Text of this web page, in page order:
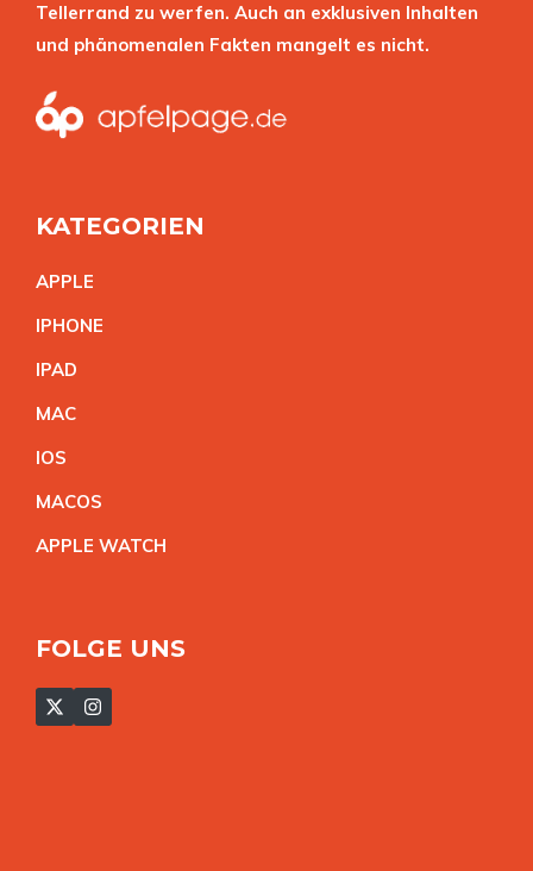
Tellerrand zu werfen. Auch an exklusiven Inhalten
und phänomenalen Fakten mangelt es nicht.
KATEGORIEN
APPLE
IPHONE
IPAD
MAC
IOS
MACOS
APPLE WATCH
FOLGE UNS